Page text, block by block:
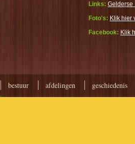
Links: Gelderse
Foto's: Klik hier
Facebook: Klik
bestuur afdelingen geschiedenis